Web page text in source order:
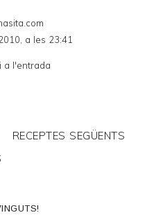
a les 23:41
a l'entrada
RECEPTES SEGÜENTS